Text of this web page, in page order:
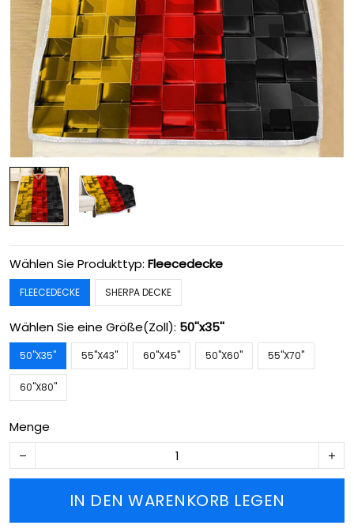
Wählen Sie Produkttyp: Fleecedecke
FLEECEDECKE SHERPA DECKE
Wählen Sie eine Größe(Zoll): 50''x35''
50''X35'' 55''X43'' 60''X45'' 50''X60'' 55''X70''
60''X80''
Menge
IN DEN WARENKORB LEGEN